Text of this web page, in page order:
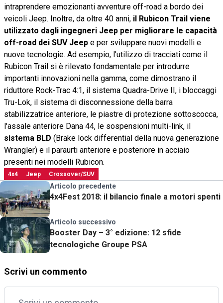
intraprendere emozionanti avventure off-road a bordo dei
veicoli Jeep. Inoltre, da oltre 40 anni, il Rubicon Trail viene
utilizzato dagli ingegneri Jeep per migliorare le capacità
off-road dei SUV Jeep e per sviluppare nuovi modelli e
nuove tecnologie. Ad esempio, l'utilizzo di tracciati come il
Rubicon Trail si è rilevato fondamentale per introdurre
importanti innovazioni nella gamma, come dimostrano il
riduttore Rock-Trac 4:1, il sistema Quadra-Drive II, i bloccaggi
Tru-Lok, il sistema di disconnessione della barra
stabilizzatrice anteriore, le piastre di protezione sottoscocca,
l'assale anteriore Dana 44, le sospensioni multi-link, il
sistema BLD (Brake lock differential della nuova generazione
Wrangler) e il paraurti anteriore e posteriore in acciaio
presenti nei modelli Rubicon.
4x4 Jeep Crossover/SUV
Articolo precedente
4x4Fest 2018: il bilancio finale a motori spenti
Articolo successivo
Booster Day – 3° edizione: 12 sfide
tecnologiche Groupe PSA
Scrivi un commento